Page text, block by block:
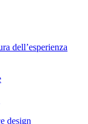
dell’esperienza
design